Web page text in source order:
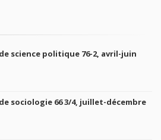
science politique 76-2, avril-juin
sociologie 66 3/4, juillet-décembre